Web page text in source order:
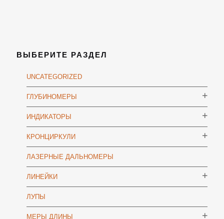
ВЫБЕРИТЕ РАЗДЕЛ
UNCATEGORIZED
ГЛУБИНОМЕРЫ
ИНДИКАТОРЫ
КРОНЦИРКУЛИ
ЛАЗЕРНЫЕ ДАЛЬНОМЕРЫ
ЛИНЕЙКИ
ЛУПЫ
МЕРЫ ДЛИНЫ